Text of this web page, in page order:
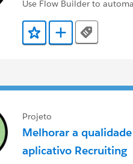
Use Flow Builder to
Adicionar a Favoritos
Adicionar a
Tags
Projeto
Melhorar a
aplicativo Recruiting